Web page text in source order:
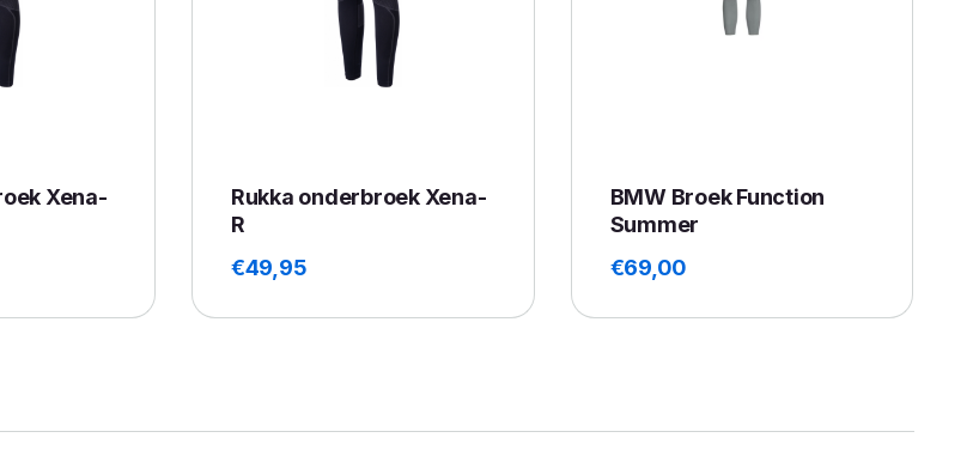
Xena-
Rukka onderbroek Xena-
R
€49,95
BMW Broek Function
Summer
€69,00